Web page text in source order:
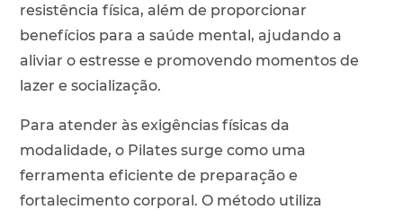
resistência física, além de proporcionar
benefícios para a saúde mental, ajudando a
aliviar o estresse e promovendo momentos de
lazer e socialização.
Para atender às exigências físicas da
modalidade, o Pilates surge como uma
ferramenta eficiente de preparação e
fortalecimento corporal. O método utiliza